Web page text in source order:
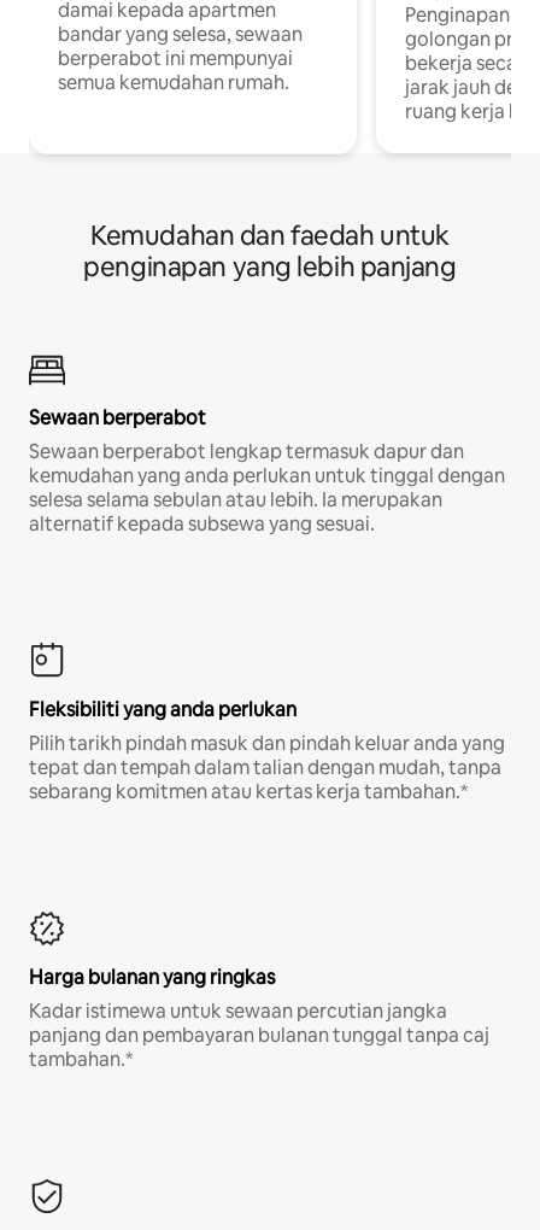
damai kepada apartmen
bandar yang selesa, sewaan
berperabot ini mempunyai
semua kemudahan rumah.
Penginapan
golongan
bekerja
jarak jauh
ruang kerja
Kemudahan dan faedah untuk
penginapan yang lebih panjang
Sewaan berperabot
Sewaan berperabot lengkap termasuk dapur dan
kemudahan yang anda perlukan untuk tinggal dengan
selesa selama sebulan atau lebih. Ia merupakan
alternatif kepada subsewa yang sesuai.
Fleksibiliti yang anda perlukan
Pilih tarikh pindah masuk dan pindah keluar anda yang
tepat dan tempah dalam talian dengan mudah, tanpa
sebarang komitmen atau kertas kerja tambahan.*
Harga bulanan yang ringkas
Kadar istimewa untuk sewaan percutian jangka
panjang dan pembayaran bulanan tunggal tanpa caj
tambahan.*